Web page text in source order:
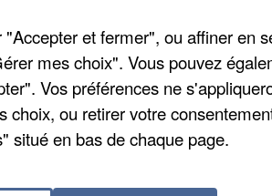
Chambly et le Mans avec un
Ce vendredi, ils
matchs ont été reportés.
et fermer", ou affiner en
mes choix". Vous pouvez
Vos préférences ne
choix, ou retirer votre
situé en bas de chaque page.